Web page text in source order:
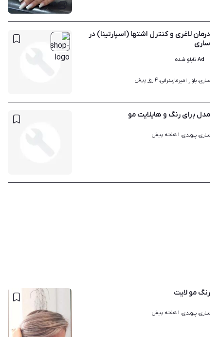
۴
درمان لاغری و کنترل اشتها (اسپارتینا) در
ساری
Ad تابلو شده
ساری، بلوار امیرمازندرانی، ۴ روز پیش
مدل برای رنگ و هایلایت مو
ساری، پیوندی، ۱ هفته پیش
رنگ مو لایت
ساری، پیوندی، ۱ هفته پیش